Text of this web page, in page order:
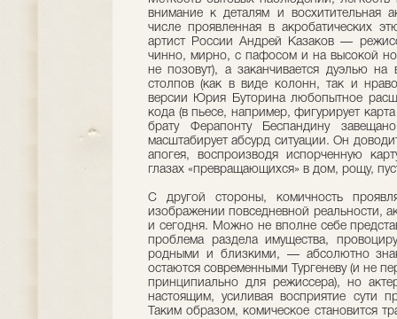
внимание к деталям и восхитительная
числе проявленная в акробатических
артист России Андрей Казаков —
чинно, мирно, с пафосом и на высокой
не позовут), а заканчивается дуэлью
столпов (как в виде колонн, так и
версии Юрия Буторина любопытное
кода (в пьесе, например, фигурирует
брату Ферапонту Беспандину
масштабирует абсурд ситуации. Он
апогея, воспроизводя испорченную
глазах «превращающихся» в дом, рощу,
С другой стороны, комичность
изображении повседневной реальности,
и сегодня. Можно не вполне себе
проблема раздела имущества,
родными и близкими, — абсолютно
остаются современными Тургеневу (и не
принципиально для режиссера), но
настоящим, усиливая восприятие сути
Таким образом, комическое становится